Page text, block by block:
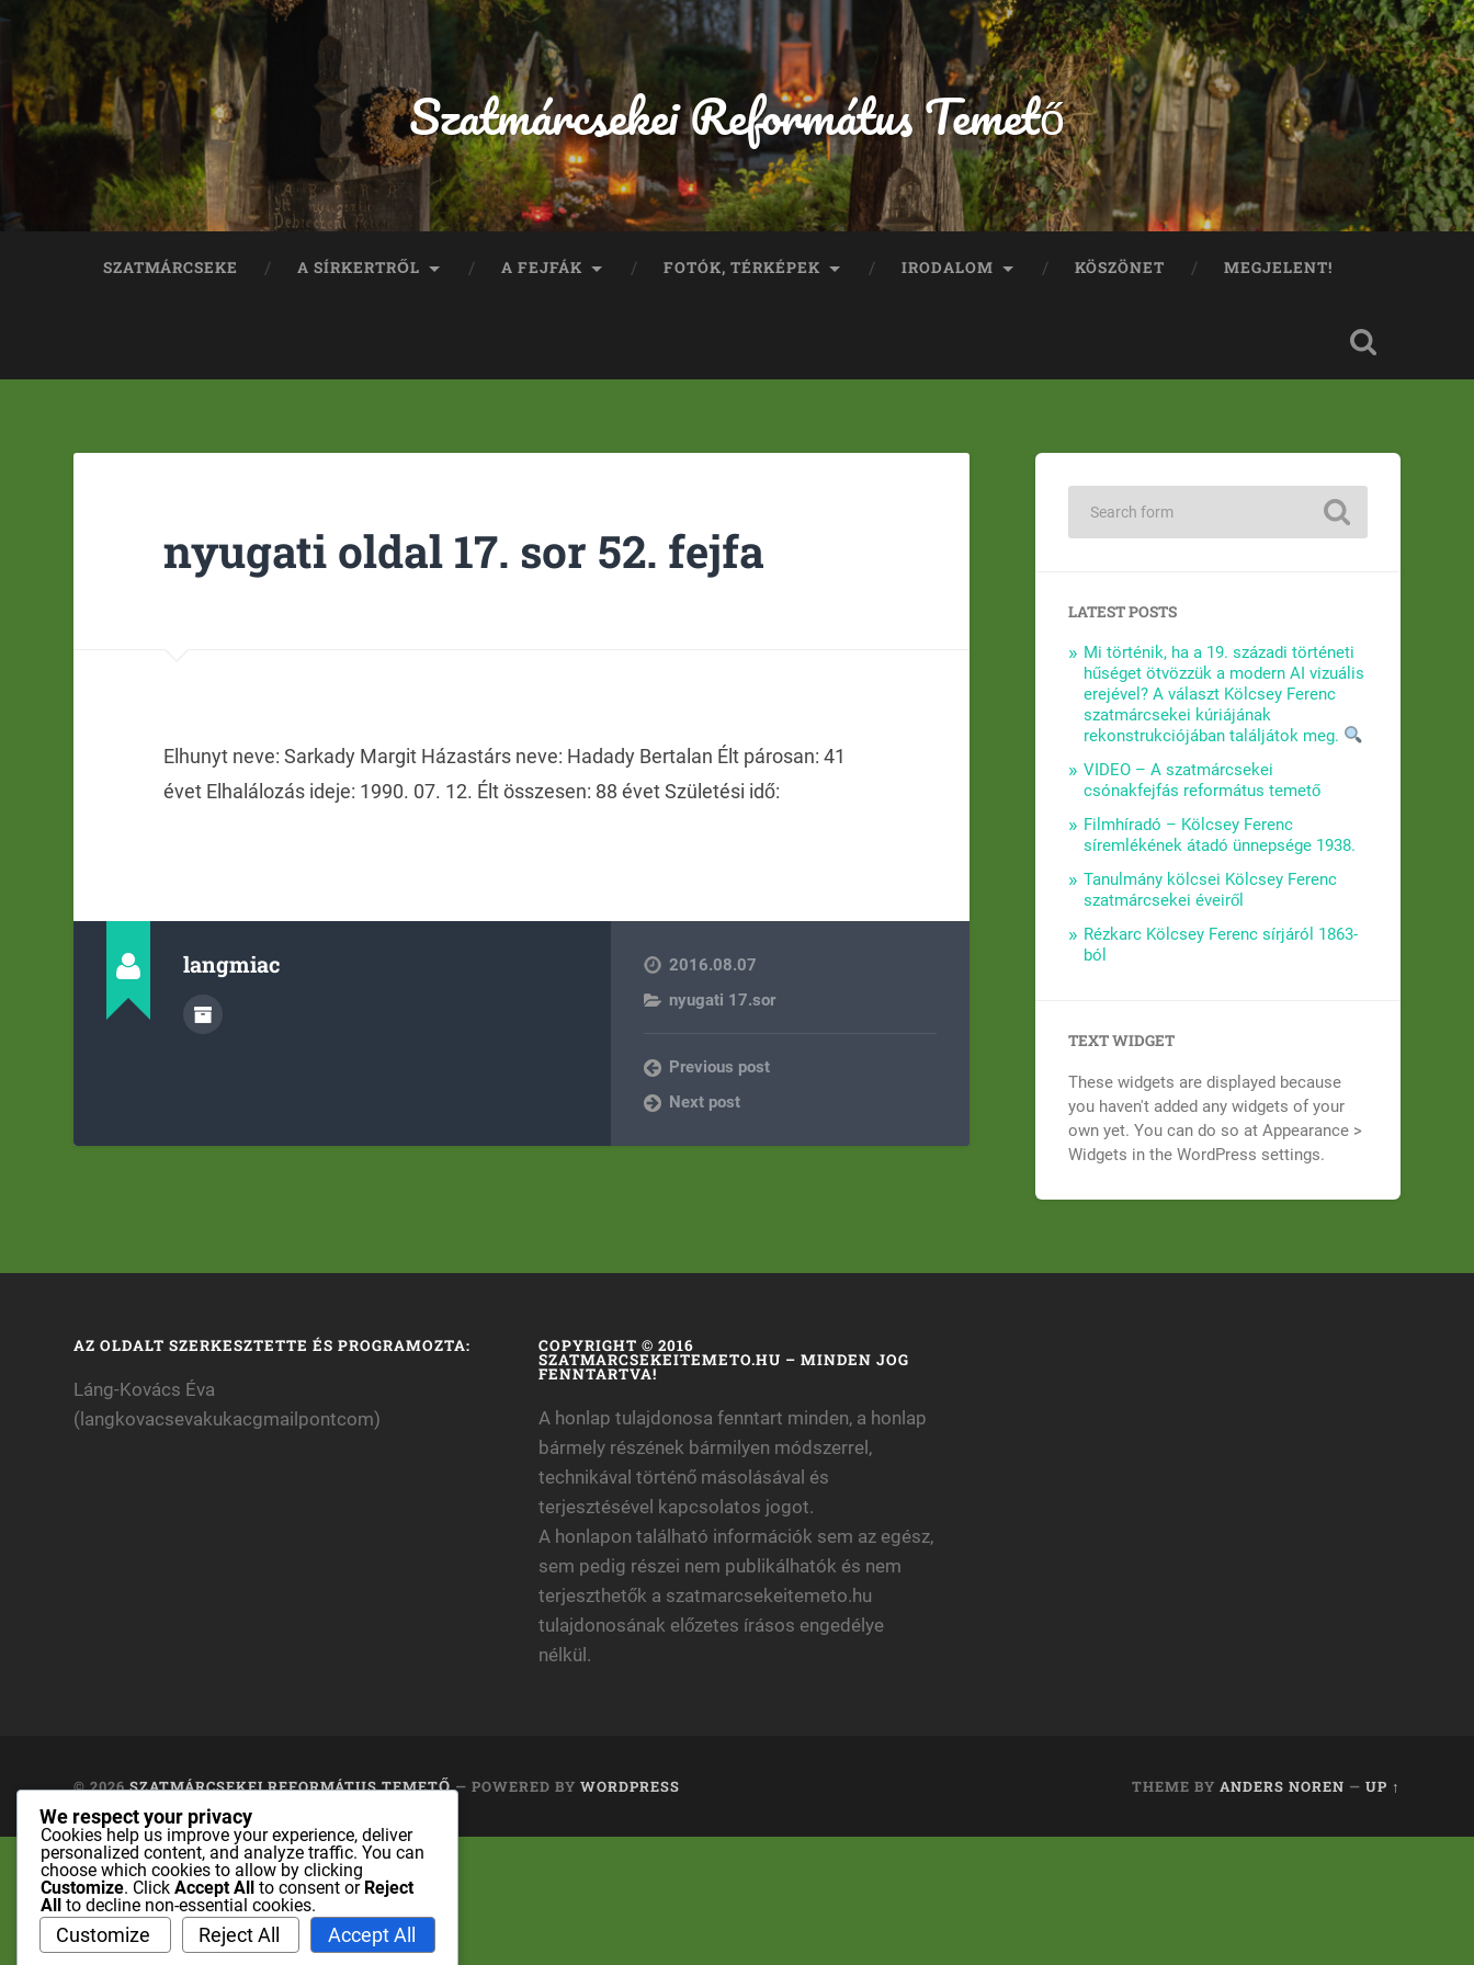
Szatmárcsekei Református Temető
SZATMÁRCSEKE A SÍRKERTRŐL A FEJFÁK FOTÓK, TÉRKÉPEK IRODALOM KÖSZÖNET MEGJELENT!
nyugati oldal 17. sor 52. fejfa
Elhunyt neve: Sarkady Margit Házastárs neve: Hadady Bertalan Élt párosan: 41
évet Elhalálozás ideje: 1990. 07. 12. Élt összesen: 88 évet Születési idő:
langmiac
2016.08.07
nyugati 17.sor
Previous post
Next post
LATEST POSTS
Mi történik, ha a 19. századi történeti
hűséget ötvözzük a modern AI vizuális
erejével? A választ Kölcsey Ferenc
szatmárcsekei kúriájának
rekonstrukciójában találjátok meg.
VIDEO – A szatmárcsekei
csónakfejfás református temető
Filmhíradó – Kölcsey Ferenc
síremlékének átadó ünnepsége 1938.
Tanulmány kölcsei Kölcsey Ferenc
szatmárcsekei éveiről
Rézkarc Kölcsey Ferenc sírjáról 1863-
ból
TEXT WIDGET
These widgets are displayed because
you haven't added any widgets of your
own yet. You can do so at Appearance >
Widgets in the WordPress settings.
AZ OLDALT SZERKESZTETTE ÉS PROGRAMOZTA:
Láng-Kovács Éva
(langkovacsevakukacgmailpontcom)
COPYRIGHT © 2016
SZATMARCSEKEITEMETO.HU – MINDEN JOG
FENNTARTVA!
A honlap tulajdonosa fenntart minden, a honlap
bármely részének bármilyen módszerrel,
technikával történő másolásával és
terjesztésével kapcsolatos jogot.
A honlapon található információk sem az egész,
sem pedig részei nem publikálhatók és nem
terjeszthetők a szatmarcsekeitemeto.hu
tulajdonosának előzetes írásos engedélye
nélkül.
© 2026SZATMÁRCSEKEI REFORMÁTUS TEMETŐ— POWERED BYWORDPRESS THEME BY ANDERS NOREN — UP ↑
We respect your privacy
Cookies help us improve your experience, deliver
personalized content, and analyze traffic. You can
choose which cookies to allow by clicking
Customize. Click Accept All to consent or Reject
All
to decline non-essential cookies.
Customize Reject All Accept All